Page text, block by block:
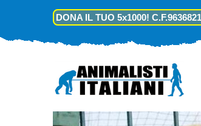
DONA IL TUO 5x1000!